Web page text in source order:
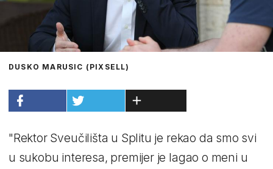
DUSKO MARUSIC (PIXSELL)
"Rektor Sveučilišta u Splitu je rekao da smo svi
u sukobu interesa, premijer je lagao o meni u